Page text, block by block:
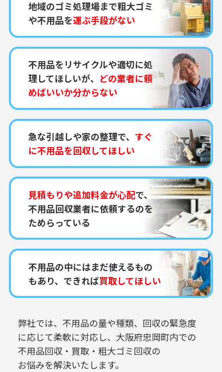
地域のゴミ処理場まで粗大ゴミ
や不用品を運ぶ手段がない
不用品をリサイクルや適切に処
理してほしいが、 どの業者に頼
めばいいか分からない
急な引越しや家の整理で、 すぐ
に不用品を回収してほしい
見積もりや追加料金が心配で、
不用品回収業者に依頼するのを
ためらっている
不用品の中にはまだ使えるもの
もあり、できれば買取してほしい
弊社では、不用品の量や種類、回収の緊急度
に応じて柔軟に対応し、 大阪府忠岡町内での
不用品回収・買取・粗大ゴミ回収の
お悩みを解決いたします。